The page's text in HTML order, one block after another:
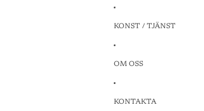
KONST / TJÄNST
OM OSS
KONTAKTA